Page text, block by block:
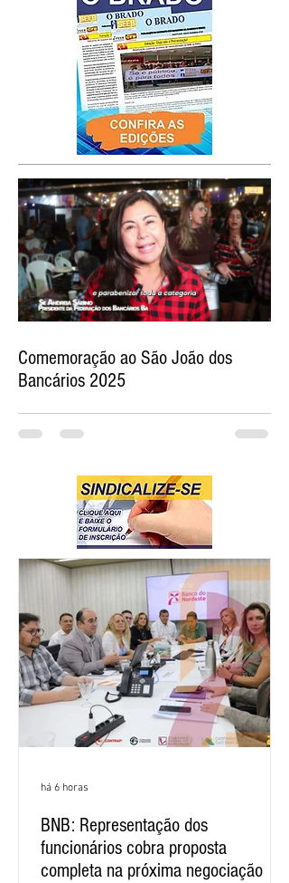
Comemoração ao São João dos
Bancários 2025
BNB: Representação dos
funcionários cobra proposta
completa na próxima negociação
há 6 horas